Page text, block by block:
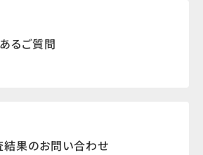
るご質問
結果のお問い合わせ